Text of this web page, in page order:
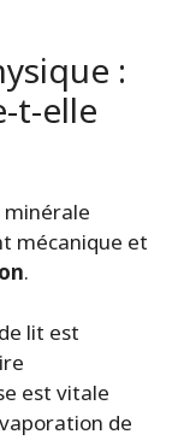
:
t-elle
minérale
mécanique et
.
lit est
est vitale
de